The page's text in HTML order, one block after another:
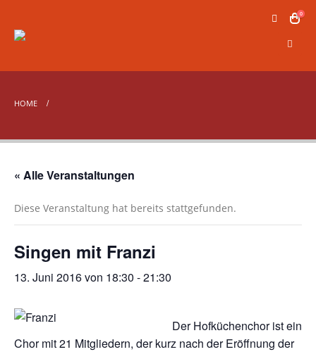
0
HOME
« Alle Veranstaltungen
Diese Veranstaltung hat bereits stattgefunden.
Singen mit Franzi
13. Juni 2016 von 18:30 -21:30
Der Hofküchenchor ist ein
Chor mit 21 Mitgliedern, der kurz nach der Eröffnung der